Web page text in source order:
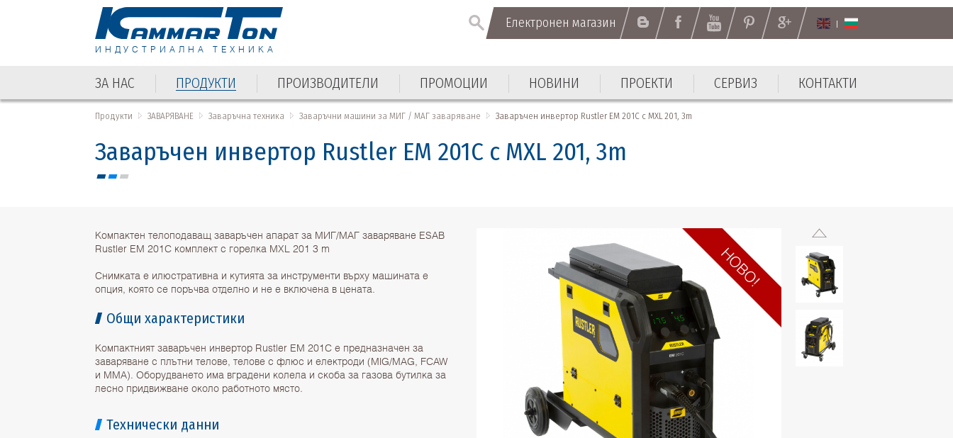
ИНДУСТРИАЛНА ТЕХНИКА
Електронен магазин
ЗА НАС ПРОДУКТИ ПРОИЗВОДИТЕЛИ ПРОМОЦИИ НОВИНИ ПРОЕКТИ СЕРВИЗ КОНТАКТИ
Продукти ЗАВАРЯВАНЕ Заваръчна техника Заваръчни машини за МИГ / МАГ заваряване Заваръчен инвертор Rustler EM 201C с MXL 201, 3m
Заваръчен инвертор Rustler EM 201C с MXL 201, 3m
Компактен телоподаващ заваръчен апарат за МИГ/МАГ заваряване ESAB
Rustler EM 201C комплект с горелка MXL 201 3 m
Снимката е илюстративна и кутията за инструменти върху машината е
опция, която се поръчва отделно и не е включена в цената.
Общи характеристики
Компактният заваръчен инвертор Rustler EM 201C е предназначен за
заваряване с плътни телове, телове с флюс и електроди (MIG/MAG, FCAW
и ММА). Оборудването има вградени колела и скоба за газова бутилка за
лесно придвижване около работното място.
Технически данни